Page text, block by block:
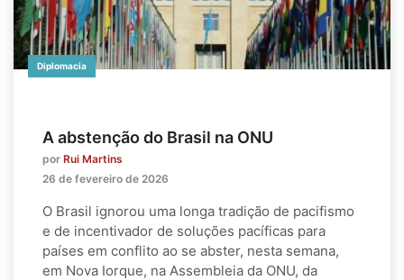
Diplomacia
A abstenção do Brasil na ONU
por Rui Martins
26 de fevereiro de 2026
O Brasil ignorou uma longa tradição de pacifismo
e de incentivador de soluções pacíficas para
países em conflito ao se abster, nesta semana,
em Nova Iorque, na Assembleia da ONU, da